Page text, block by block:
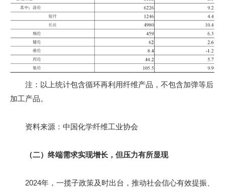
注：以上统计包含循环再利用纤维产品，不包含加弹等后
加工产品。
资料来源：中国化学纤维工业协会
（二）终端需求实现增长，但压力有所显现
2024年，一揽子政策及时出台，推动社会信心有效提振、